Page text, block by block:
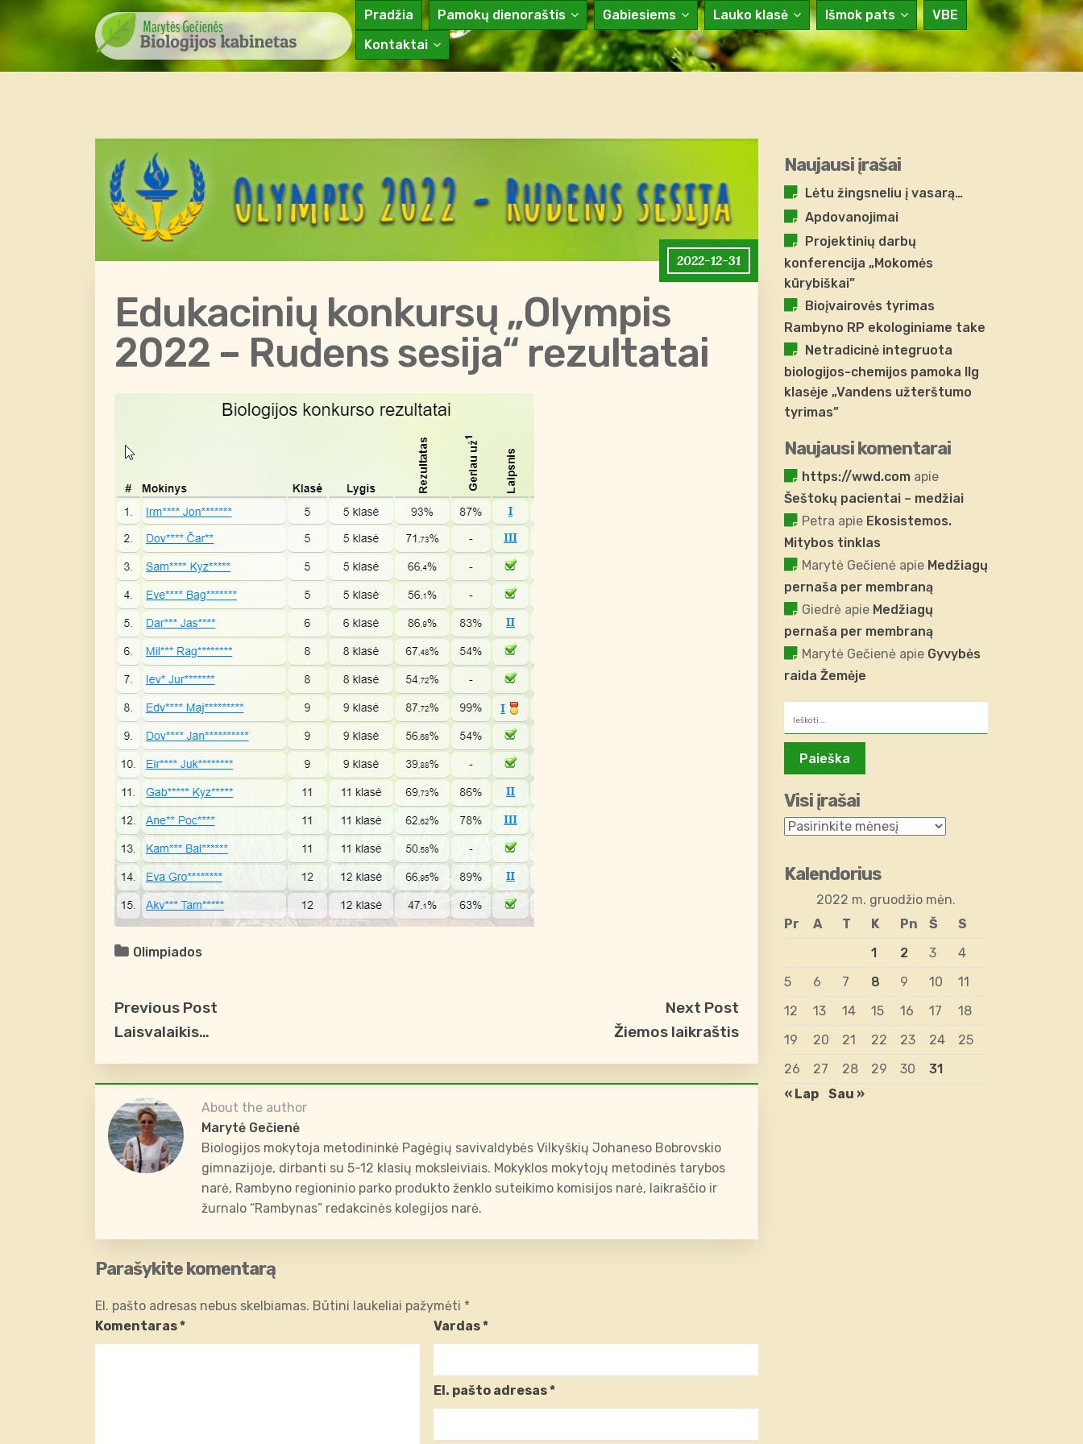
Pradžia Pamokų dienoraštis Gabiesiems Lauko klasė Išmok pats
VBE
Kontaktai
2022-12-31
Edukacinių konkursų „Olympis
2022 – Rudens sesija“ rezultatai
Olimpiados
Previous Post
Laisvalaikis…
Next Post
Žiemos laikraštis
About the author
Marytė Gečienė
Biologijos mokytoja metodininkė Pagėgių savivaldybės Vilkyškių Johaneso Bobrovskio
gimnazijoje, dirbanti su 5-12 klasių moksleiviais. Mokyklos mokytojų metodinės tarybos
narė, Rambyno regioninio parko produkto ženklo suteikimo komisijos narė, laikraščio ir
žurnalo “Rambynas” redakcinės kolegijos narė.
Parašykite komentarą
El. pašto adresas nebus skelbiamas. Būtini laukeliai pažymėti *
Komentaras* Vardas*
El. pašto adresas*
Naujausi įrašai
Lėtu žingsneliu į vasarą…
Apdovanojimai
Projektinių darbų
konferencija „Mokomės
kūrybiškai”
Bioįvairovės tyrimas
Rambyno RP ekologiniame take
Netradicinė integruota
biologijos-chemijos pamoka IIg
klasėje „Vandens užterštumo
tyrimas”
Naujausi komentarai
https://wwd.com apie
Šeštokų pacientai – medžiai
Petra apie Ekosistemos.
Mitybos tinklas
Marytė Gečienė apie Medžiagų
pernaša per membraną
Giedrė apie Medžiagų
pernaša per membraną
Marytė Gečienė apie Gyvybės
raida Žemėje
Visi įrašai
Kalendorius
2022 m. gruodžio mėn.
Pr
A T K Pn Š
S
1
2 3
4
5
6 7 8 9 10
11
12
13 14 15 16 17
18
19
20 21 22 23 24
25
26
27 28 29 30
31
« Lap
Sau »